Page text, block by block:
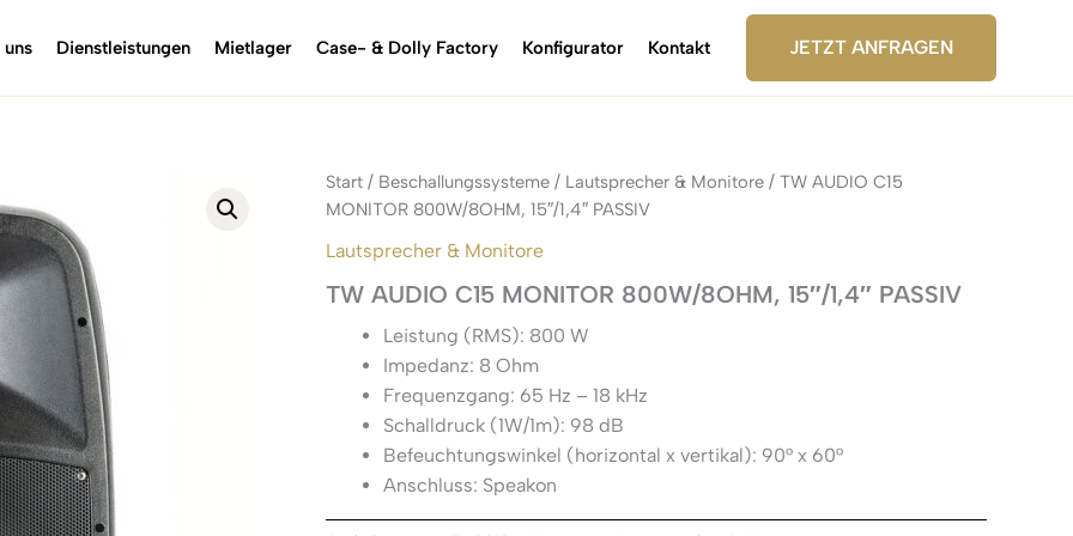
Dienstleistungen Mietlager Case- & Dolly Factory Konfigurator Kontakt JETZT ANFRAGEN
Start / Beschallungssysteme / Lautsprecher & Monitore / TW AUDIO C15
MONITOR 800W/8OHM, 15″/1,4″ PASSIV
Lautsprecher & Monitore
TW AUDIO C15 MONITOR 800W/8OHM, 15″/1,4″ PASSIV
Leistung (RMS): 800 W
Impedanz: 8 Ohm
Frequenzgang: 65 Hz – 18 kHz
Schalldruck (1W/1m): 98 dB
Befeuchtungswinkel (horizontal x vertikal): 90° x 60°
Anschluss: Speakon